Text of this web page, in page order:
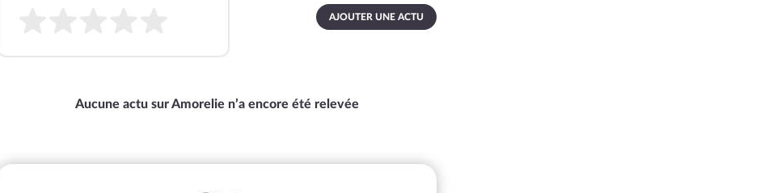
AJOUTER UNE ACTU
Aucune actu sur Amorelie n’a encore été relevée